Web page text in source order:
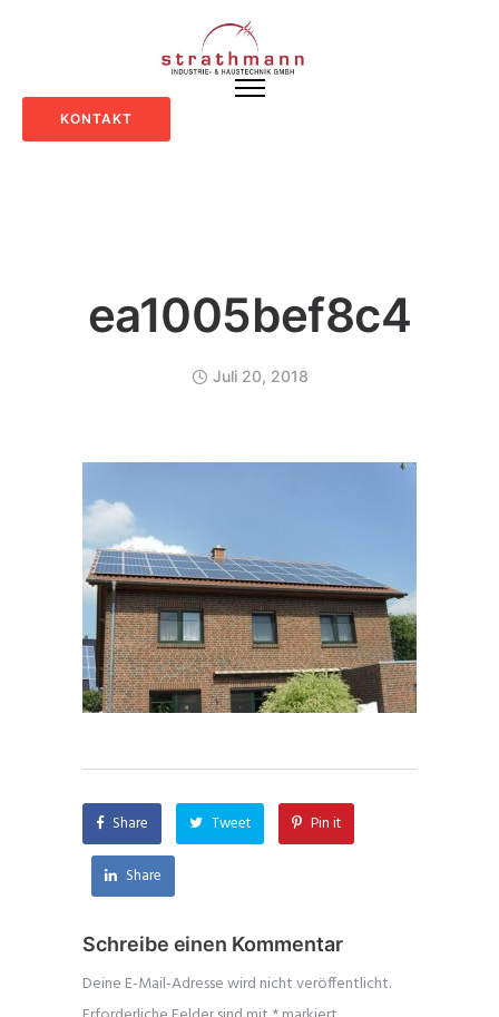
KONTAKT
ea1005bef8c4
Juli 20, 2018
Share Tweet Pin it
Share
Schreibe einen Kommentar
Deine E-Mail-Adresse wird nicht veröffentlicht.